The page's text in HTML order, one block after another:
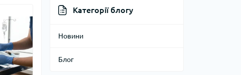
Категорії блогу
Новини
Блог